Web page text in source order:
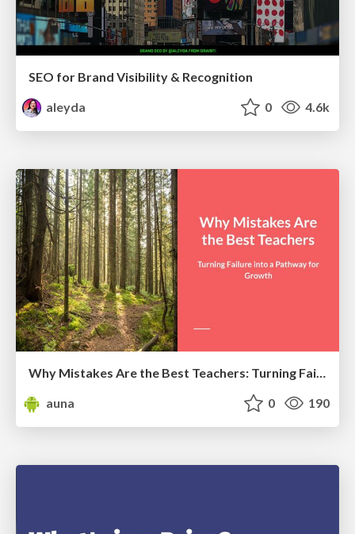
SEO for Brand Visibility & Recognition
aleyda
0 4.6k
auna
0 190